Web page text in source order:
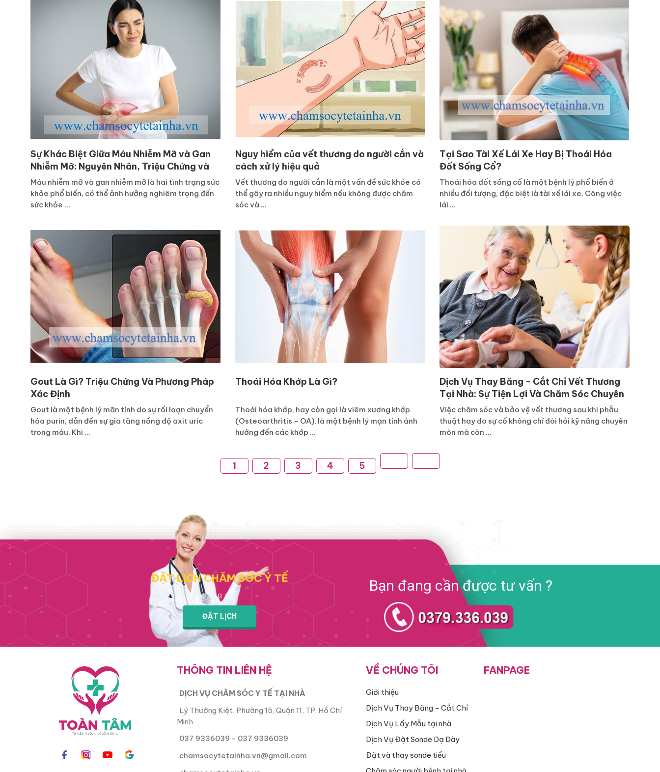
Sự Khác Biệt Giữa Máu Nhiễm Mỡ và Gan
Nhiễm Mỡ: Nguyên Nhân, Triệu Chứng và
Cách Điều Trị
Máu nhiễm mỡ và gan nhiễm mỡ là hai tình trạng sức
khỏe phổ biến, có thể ảnh hưởng nghiêm trọng đến
sức khỏe ...
Nguy hiểm của vết thương do người cắn và
cách xử lý hiệu quả
Vết thương do người cắn là một vấn đề sức khỏe có
thể gây ra nhiều nguy hiểm nếu không được chăm
sóc và ...
Tại Sao Tài Xế Lái Xe Hay Bị Thoái Hóa
Đốt Sống Cổ?
Thoái hóa đốt sống cổ là một bệnh lý phổ biến ở
nhiều đối tượng, đặc biệt là tài xế lái xe. Công việc
lái ...
Gout Là Gì? Triệu Chứng Và Phương Pháp
Xác Định
Gout là một bệnh lý mãn tính do sự rối loạn chuyển
hóa purin, dẫn đến sự gia tăng nồng độ axit uric
trong máu. Khi ...
Thoái Hóa Khớp Là Gì?
Thoái hóa khớp, hay còn gọi là viêm xương khớp
(Osteoarthritis - OA), là một bệnh lý mạn tính ảnh
hưởng đến các khớp ...
Dịch Vụ Thay Băng - Cắt Chỉ Vết Thương
Tại Nhà: Sự Tiện Lợi Và Chăm Sóc Chuyên
Nghiệp
Việc chăm sóc và bảo vệ vết thương sau khi phẫu
thuật hay do sự cố không chỉ đòi hỏi kỹ năng chuyên
môn mà còn ...
1 2 3 4 5
ĐẶT LỊCH CHĂM SÓC Ý TẾ
a
ĐẶT LỊCH
Bạn đang cần được tư vấn ?
THÔNG TIN LIÊN HỆ
DỊCH VỤ CHĂM SÓC Y TẾ TẠI NHÀ
Lý Thường Kiệt, Phường 15, Quận 11, TP. Hồ Chí
Minh
037 9336039 - 037 9336039
chamsocytetainha.vn@gmail.com
VỀ CHÚNG TÔI
Giới thiệu
Dịch Vụ Thay Băng - Cắt Chỉ
Dịch Vụ Lấy Mẫu tại nhà
Dịch Vụ Đặt Sonde Dạ Dày
Đặt và thay sonde tiểu
FANPAGE